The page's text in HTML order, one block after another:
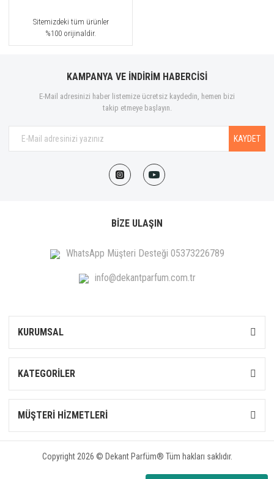
Sitemizdeki tüm ürünler
%100 orijinaldir.
KAMPANYA VE İNDİRİM HABERCİSİ
E-Mail adresinizi haber listemize ücretsiz kaydedin, hemen bizi
takip etmeye başlayın.
KAYDET
BİZE ULAŞIN
WhatsApp Müşteri Desteği 05373226789
info@dekantparfum.com.tr
KURUMSAL
KATEGORİLER
MÜŞTERİ HİZMETLERİ
Copyright 2026 © Dekant Parfüm® Tüm hakları saklıdır.